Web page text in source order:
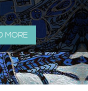
MORE